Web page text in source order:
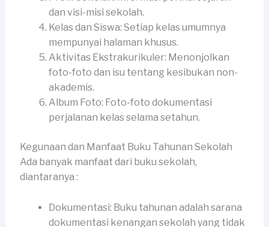
dan visi-misi sekolah.
Kelas dan Siswa: Setiap kelas umumnya
mempunyai halaman khusus.
Aktivitas Ekstrakurikuler: Menonjolkan
foto-foto dan isu tentang kesibukan non-
akademis.
Album Foto: Foto-foto dokumentasi
perjalanan kelas selama setahun.
Kegunaan dan Manfaat Buku Tahunan Sekolah
Ada banyak manfaat dari buku sekolah,
diantaranya :
Dokumentasi: Buku tahunan adalah sarana
dokumentasi kenangan sekolah yang tidak